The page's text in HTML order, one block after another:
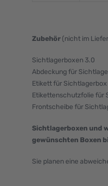
Zubehör (nicht im
Sichtlagerboxen 3.0
Abdeckung für
Etikett für Sichtlagerbox
Etikettenschutzfolie für
Frontscheibe für
Sichtlagerboxen und
gewünschten Boxen
Sie planen eine